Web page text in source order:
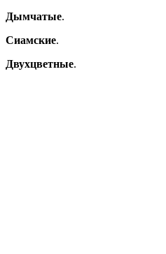
Дымчатые.
Сиамские.
Двухцветные.